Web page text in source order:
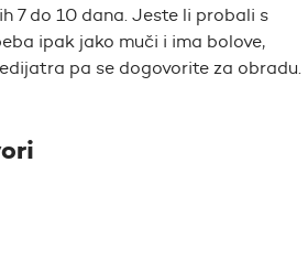
7 do 10 dana. Jeste li probali s
ipak jako muči i ima bolove,
pa se dogovorite za obradu.